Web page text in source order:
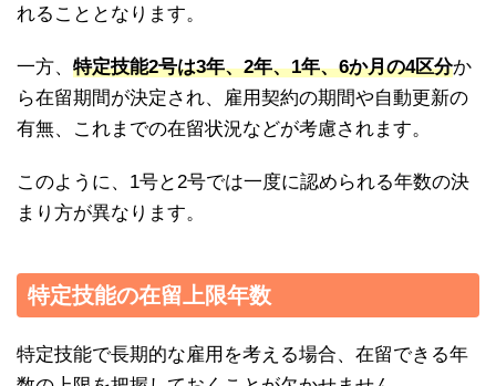
れることとなります。
一方、 特定技能2号は3年、2年、1年、6か月の4区分か
ら在留期間が決定され、雇用契約の期間や自動更新の
有無、これまでの在留状況などが考慮されます。
このように、1号と2号では一度に認められる年数の決
まり方が異なります。
特定技能の在留上限年数
特定技能で長期的な雇用を考える場合、在留できる年